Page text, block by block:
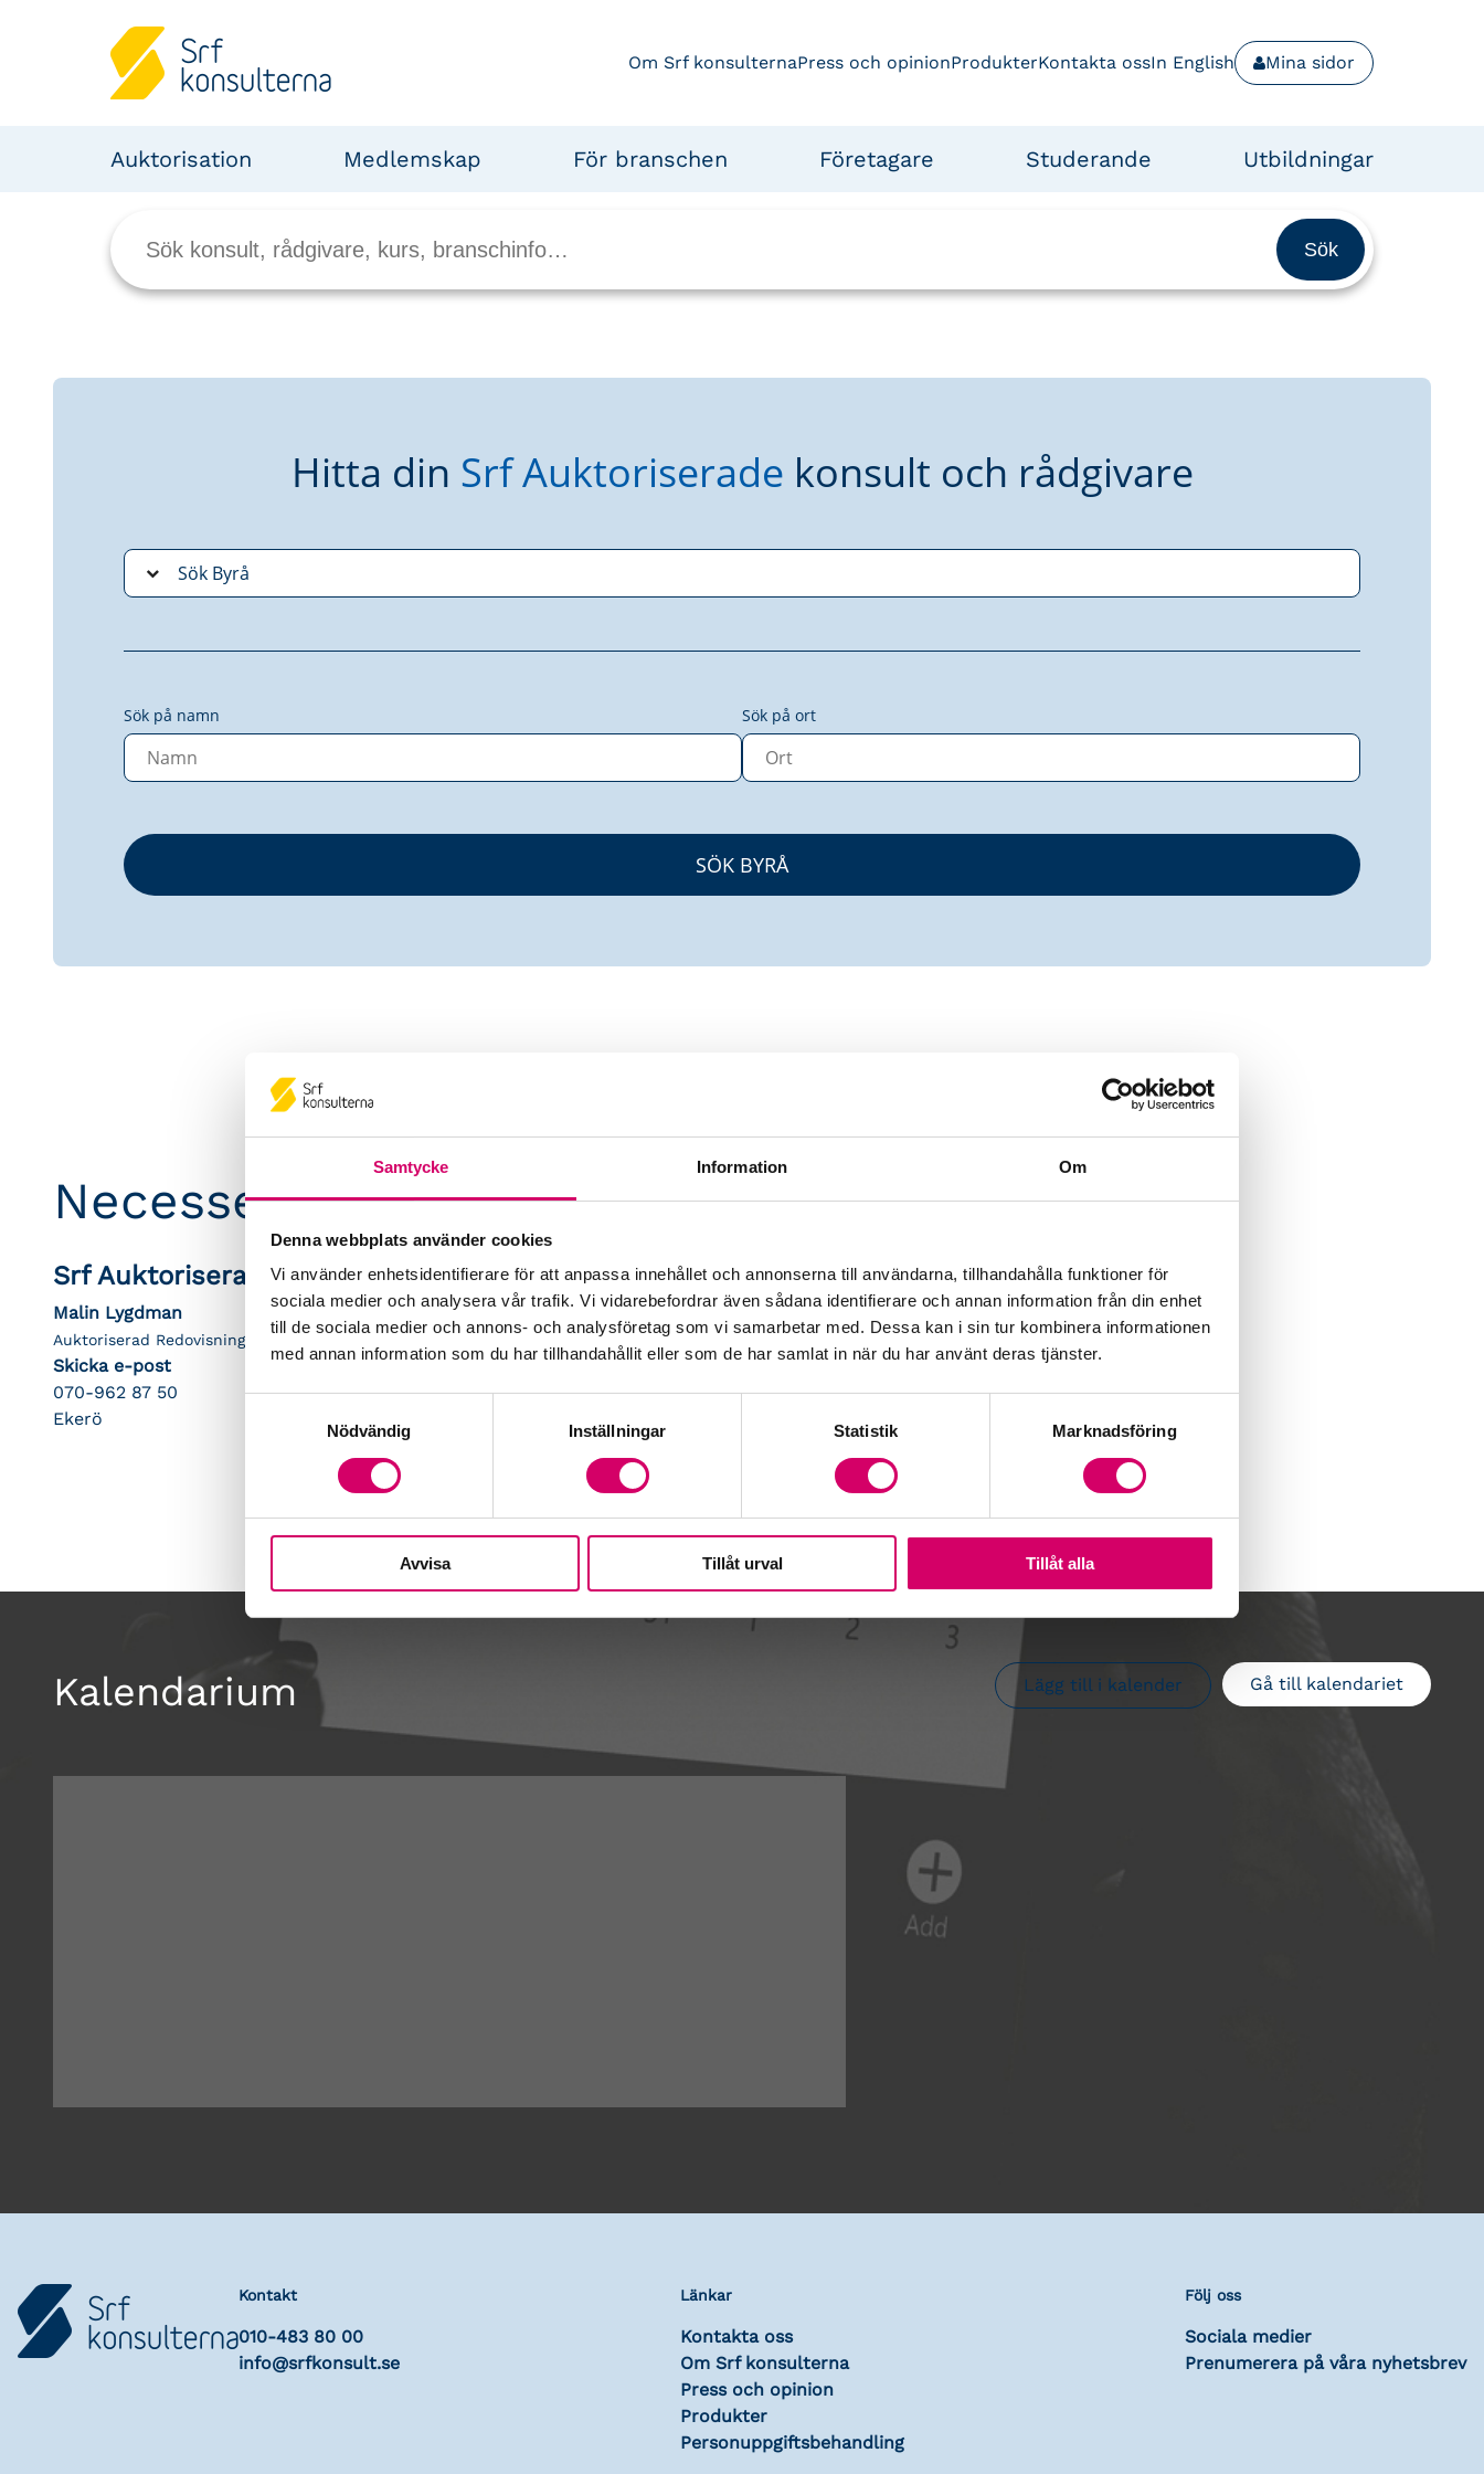
Samtycke Information Om
Denna webbplats använder cookies
Vi använder enhetsidentifierare för att anpassa innehållet och annonserna till användarna, tillhandahålla funktioner för
sociala medier och analysera vår trafik. Vi vidarebefordrar även sådana identifierare och annan information från din enhet
till de sociala medier och annons- och analysföretag som vi samarbetar med. Dessa kan i sin tur kombinera informationen
med annan information som du har tillhandahållit eller som de har samlat in när du har använt deras tjänster.
Nödvändig
Inställningar Statistik Marknadsföring
Avvisa Tillåt urval Tillåt alla
Om Srf konsulternaPress och opinionProdukterKontakta ossIn English Mina sidor
Auktorisation Medlemskap För branschen Företagare Studerande Utbildningar
Hitta din Srf Auktoriserade konsult och rådgivare
Sök på namn Sök på ort
Necesse Management AB
Srf Auktoriserade konsulter
Malin Lygdman
Auktoriserad Redovisningskonsult
Skicka e-post
070-962 87 50
Ekerö
Kalendarium Gå till kalendariet
Lägg till i kalender
Kontakt
010-483 80 00
info@srfkonsult.se
Länkar
Kontakta oss
Om Srf konsulterna
Press och opinion
Produkter
Personuppgiftsbehandling
Följ oss
Sociala medier
Prenumerera på våra nyhetsbrev